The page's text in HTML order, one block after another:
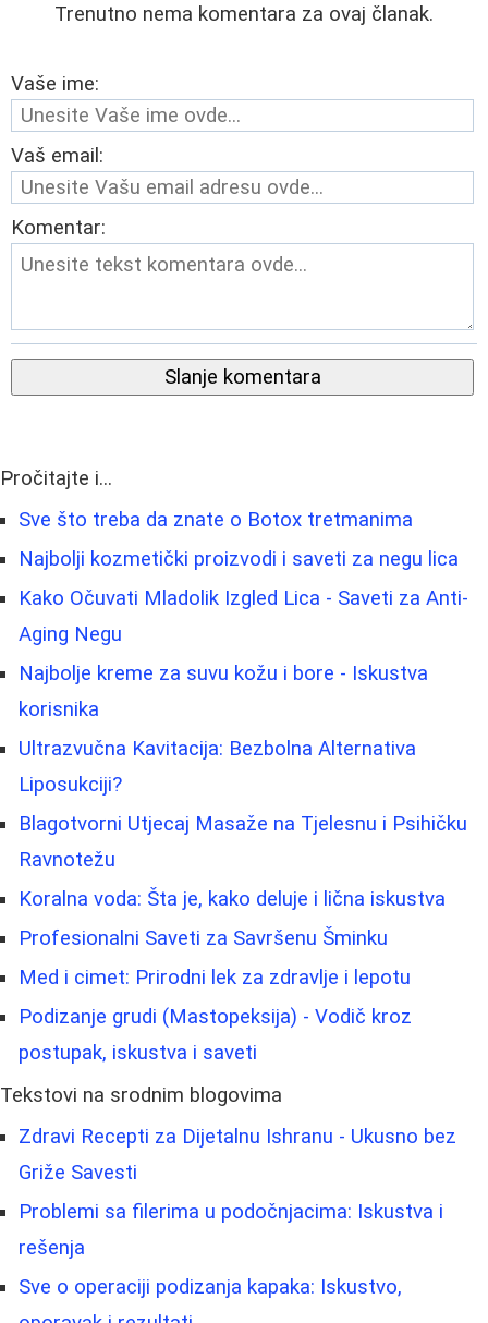
Trenutno nema komentara za ovaj članak.
Vaše ime:
Vaš email:
Komentar:
Slanje komentara
Pročitajte i...
Sve što treba da znate o Botox tretmanima
Najbolji kozmetički proizvodi i saveti za negu lica
Kako Očuvati Mladolik Izgled Lica - Saveti za Anti-
Aging Negu
Najbolje kreme za suvu kožu i bore - Iskustva
korisnika
Ultrazvučna Kavitacija: Bezbolna Alternativa
Liposukciji?
Blagotvorni Utjecaj Masaže na Tjelesnu i Psihičku
Ravnotežu
Koralna voda: Šta je, kako deluje i lična iskustva
Profesionalni Saveti za Savršenu Šminku
Med i cimet: Prirodni lek za zdravlje i lepotu
Podizanje grudi (Mastopeksija) - Vodič kroz
postupak, iskustva i saveti
Tekstovi na srodnim blogovima
Zdravi Recepti za Dijetalnu Ishranu - Ukusno bez
Griže Savesti
Problemi sa filerima u podočnjacima: Iskustva i
rešenja
Sve o operaciji podizanja kapaka: Iskustvo,